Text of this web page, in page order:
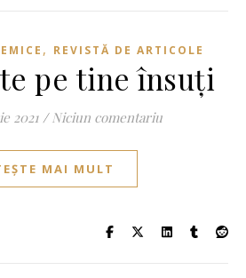
, REVISTĂ DE ARTICOLE
pe tine însuți
2021 / Niciun comentariu
MAI MULT